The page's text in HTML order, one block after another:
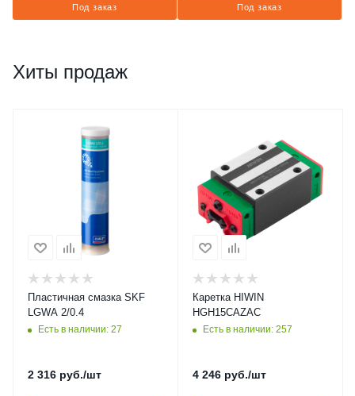
Под заказ Под заказ
Хиты продаж
Пластичная смазка SKF
LGWA 2/0.4
Есть в наличии: 27
2 316 руб./шт
Каретка HIWIN
HGH15CAZAC
Есть в наличии: 257
4 246 руб./шт